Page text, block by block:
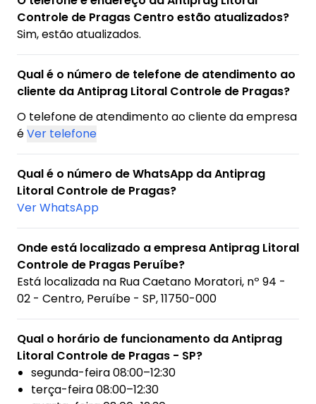
Controle de Pragas Centro estão atualizados?
Sim, estão atualizados.
Qual é o número de telefone de atendimento ao
cliente da Antiprag Litoral Controle de Pragas?
O telefone de atendimento ao cliente da empresa
éVer telefone
Qual é o número de WhatsApp da Antiprag
Litoral Controle de Pragas?
Ver WhatsApp
Onde está localizado a empresa Antiprag Litoral
Controle de Pragas Peruíbe?
Está localizada na Rua Caetano Moratori, nº 94 -
02 - Centro, Peruíbe - SP, 11750-000
Qual o horário de funcionamento da Antiprag
Litoral Controle de Pragas - SP?
segunda-feira 08:00–12:30
terça-feira 08:00–12:30